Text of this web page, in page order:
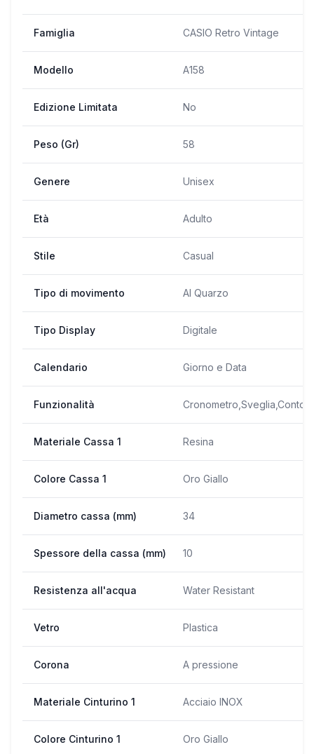
Famiglia CASIO Retro Vintage
Modello A158
Edizione Limitata No
Peso (Gr) 58
Genere Unisex
Età Adulto
Stile Casual
Tipo di movimento Al Quarzo
Tipo Display Digitale
Calendario Giorno e Data
Funzionalità Cronometro,Sveglia,Conto
Materiale Cassa 1 Resina
Colore Cassa 1 Oro Giallo
Diametro cassa (mm) 34
Spessore della cassa (mm) 10
Resistenza all'acqua Water Resistant
Vetro Plastica
Corona A pressione
Materiale Cinturino 1 Acciaio INOX
Colore Cinturino 1 Oro Giallo